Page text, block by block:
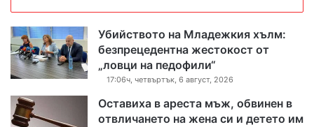
Убийството на Младежкия хълм:
безпрецедентна жестокост от
„ловци на педофили“
17:06ч, четвъртък, 6 август, 2026
Оставиха в ареста мъж, обвинен в
отвличането на жена си и детето им